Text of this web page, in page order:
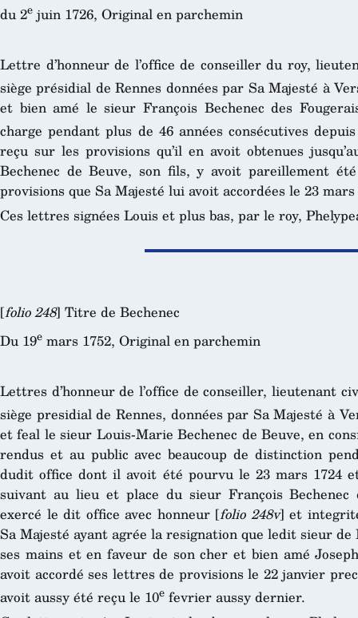
du 2e juin 1726, Original en parchemin
Lettre d’honneur de l’office de conseiller du roy,
siège présidial de Rennes données par Sa Majesté à
et bien amé le sieur François Bechenec des
charge pendant plus de 46 années consécutives
reçu sur les provisions qu’il en avoit obtenues
Bechenec de Beuve, son fils, y avoit pareillement
provisions que Sa Majesté lui avoit accordées le 23
Ces lettres signées Louis et plus bas, par le roy,
[folio 248] Titre de Bechenec
Du 19e mars 1752, Original en parchemin
Lettres d’honneur de l’office de conseiller, lieutenant
siège presidial de Rennes, données par Sa Majesté à
et feal le sieur Louis-Marie Bechenec de Beuve, en
rendus et au public avec beaucoup de distinction
dudit office dont il avoit été pourvu le 23 mars 1724
suivant au lieu et place du sieur François
exercé le dit office avec honneur [folio 248v] et
Sa Majesté ayant agrée la resignation que ledit sieur
ses mains et en faveur de son cher et bien amé
avoit accordé ses lettres de provisions le 22 janvier
avoit aussy été reçu le 10e fevrier aussy dernier.